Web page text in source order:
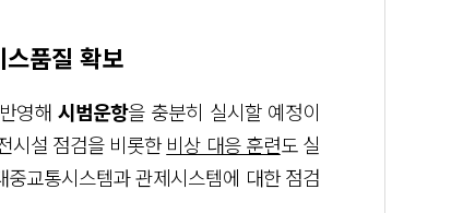
품질 확보
영해 시범운항을 충분히 실시할 예정이
시설 점검을 비롯한 비상 대응 훈련도 실
교통시스템과 관제시스템에 대한 점검